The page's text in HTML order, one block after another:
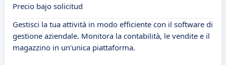
Precio bajo solicitud
Gestisci la tua attività in modo efficiente con il software di
gestione aziendale. Monitora la contabilità, le vendite e il
magazzino in un'unica piattaforma.